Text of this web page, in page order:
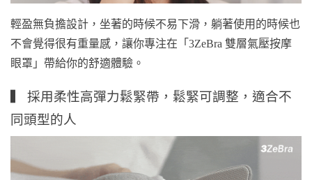
輕盈無負擔設計，坐著的時候不易下滑，躺著使用的時候也
不會覺得很有重量感，讓你專注在「3ZeBra 雙層氣壓按摩
眼罩」帶給你的舒適體驗。
▍ 採用柔性高彈力鬆緊帶，鬆緊可調整，適合不
同頭型的人